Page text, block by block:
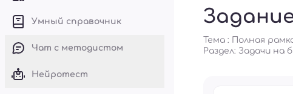
Умный справочник
Чат с методистом
Нейротест
Тема : Полная
Раздел: Задачи на